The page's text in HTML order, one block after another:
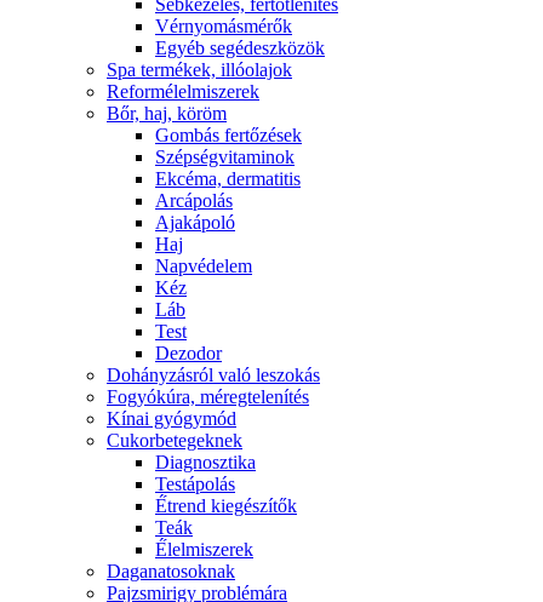
Sebkezelés, fertőtlenítés
Vérnyomásmérők
Egyéb segédeszközök
Spa termékek, illóolajok
Reformélelmiszerek
Bőr, haj, köröm
Gombás fertőzések
Szépségvitaminok
Ekcéma, dermatitis
Arcápolás
Ajakápoló
Haj
Napvédelem
Kéz
Láb
Test
Dezodor
Dohányzásról való leszokás
Fogyókúra, méregtelenítés
Kínai gyógymód
Cukorbetegeknek
Diagnosztika
Testápolás
É́trend kiegészítők
Teák
É́lelmiszerek
Daganatosoknak
Pajzsmirigy problémára